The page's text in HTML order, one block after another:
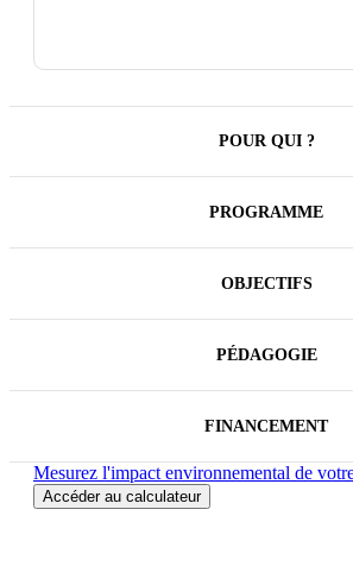
communication plus homogènes.
chargés de communication,
d’apprendre à créer un brand kit,
intégrer des repères d’usage de l’IA
POUR QUI ?
PROGRAMME
OBJECTIFS
PÉDAGOGIE
FINANCEMENT
Mesurez l'impact environnemental de
Accéder au calculateur